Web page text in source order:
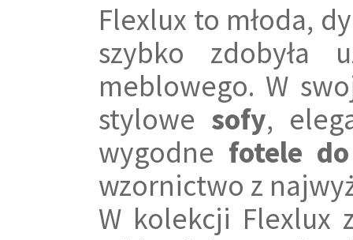
Flexlux to młoda,
szybko zdobyła
meblowego. W
stylowe sofy,
wygodne fotele
wzornictwo z
W kolekcji Flexlux